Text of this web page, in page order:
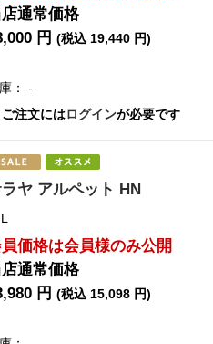
通常価格
円(税込 19,440 円)
： -
ご注文にはログインが必要です
ヤ アルペット HN
価格は会員様のみ公開
通常価格
円(税込 15,098 円)